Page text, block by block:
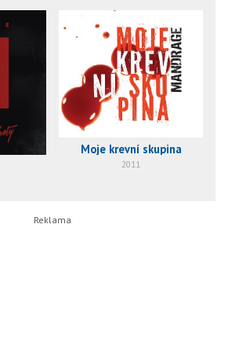
Moje krevní skupina
2011